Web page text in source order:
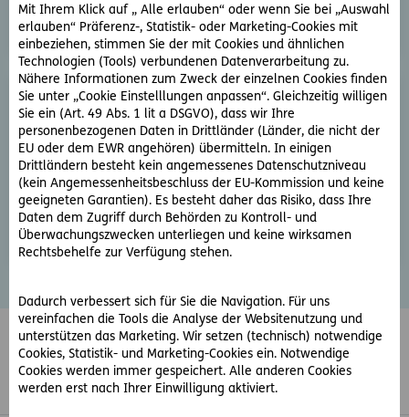
Mit Ihrem Klick auf „ Alle erlauben“ oder wenn Sie bei „Auswahl
erlauben“ Präferenz-, Statistik- oder Marketing-Cookies mit
einbeziehen, stimmen Sie der mit Cookies und ähnlichen
Technologien (Tools) verbundenen Datenverarbeitung zu.
Nähere Informationen zum Zweck der einzelnen Cookies finden
Sie unter „Cookie Einstelllungen anpassen“. Gleichzeitig willigen
Sie ein (Art. 49 Abs. 1 lit a DSGVO), dass wir Ihre
personenbezogenen Daten in Drittländer (Länder, die nicht der
EU oder dem EWR angehören) übermitteln. In einigen
Drittländern besteht kein angemessenes Datenschutzniveau
(kein Angemessenheitsbeschluss der EU-Kommission und keine
geeigneten Garantien). Es besteht daher das Risiko, dass Ihre
Daten dem Zugriff durch Behörden zu Kontroll- und
Überwachungszwecken unterliegen und keine wirksamen
Rechtsbehelfe zur Verfügung stehen.
Dadurch verbessert sich für Sie die Navigation. Für uns
vereinfachen die Tools die Analyse der Websitenutzung und
unterstützen das Marketing. Wir setzen (technisch) notwendige
Cookies, Statistik- und Marketing-Cookies ein. Notwendige
Cookies werden immer gespeichert. Alle anderen Cookies
werden erst nach Ihrer Einwilligung aktiviert.
Allgemeine Beratung
Ein Mitarbeiter meldet sich
telefonisch bei Ihnen.
weiter
WhatsappFacebookInstagramLinkedIn